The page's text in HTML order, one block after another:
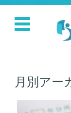
コンテンツに移動
月別アー